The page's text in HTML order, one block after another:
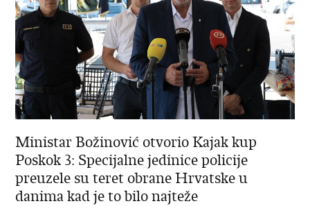
Ministar Božinović otvorio Kajak kup
Poskok 3: Specijalne jedinice policije
preuzele su teret obrane Hrvatske u
danima kad je to bilo najteže